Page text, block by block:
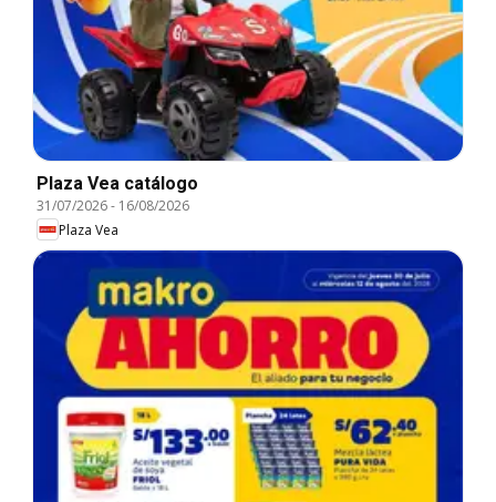
Plaza Vea catálogo
31/07/2026- 16/08/2026
Plaza Vea